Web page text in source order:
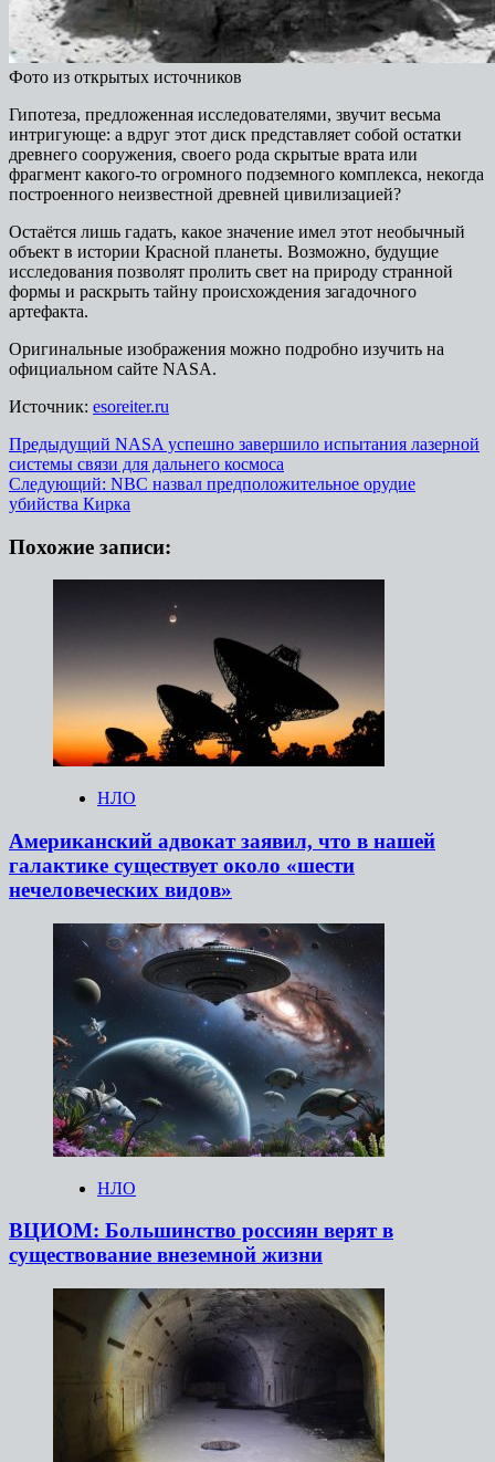
Фото из открытых источников
Гипотеза, предложенная исследователями, звучит весьма
интригующе: а вдруг этот диск представляет собой остатки
древнего сооружения, своего рода скрытые врата или
фрагмент какого-то огромного подземного комплекса, некогда
построенного неизвестной древней цивилизацией?
Остаётся лишь гадать, какое значение имел этот необычный
объект в истории Красной планеты. Возможно, будущие
исследования позволят пролить свет на природу странной
формы и раскрыть тайну происхождения загадочного
артефакта.
Оригинальные изображения можно подробно изучить на
официальном сайте NASA.
Источник: esoreiter.ru
Навигация
записи
Предыдущий NASA успешно завершило испытания лазерной
системы связи для дальнего космоса
Следующий: NBC назвал предположительное орудие
убийства Кирка
Похожие записи:
НЛО
Американский адвокат заявил, что в нашей
галактике существует около «шести
нечеловеческих видов»
НЛО
ВЦИОМ: Большинство россиян верят в
существование внеземной жизни